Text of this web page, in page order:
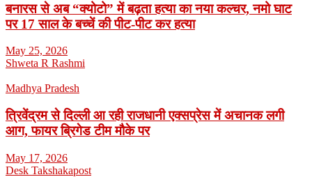
बनारस से अब “क्योटो” में बढ़ता हत्या का नया कल्चर, नमो घाट
पर 17 साल के बच्चें की पीट-पीट कर हत्या
May 25, 2026
Shweta R Rashmi
Madhya Pradesh
त्रिवेंद्रम से दिल्ली आ रही राजधानी एक्सप्रेस में अचानक लगी
आग, फायर ब्रिगेड टीम मौके पर
May 17, 2026
Desk Takshakapost